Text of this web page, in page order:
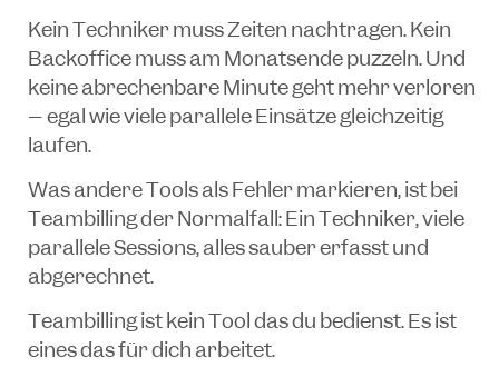
Kein Techniker muss Zeiten nachtragen. Kein
Backoffice muss am Monatsende puzzeln. Und
keine abrechenbare Minute geht mehr verloren
– egal wie viele parallele Einsätze gleichzeitig
laufen.
Was andere Tools als Fehler markieren, ist bei
Teambilling der Normalfall: Ein Techniker, viele
parallele Sessions, alles sauber erfasst und
abgerechnet.
Teambilling ist kein Tool das du bedienst. Es ist
eines das für dich arbeitet.